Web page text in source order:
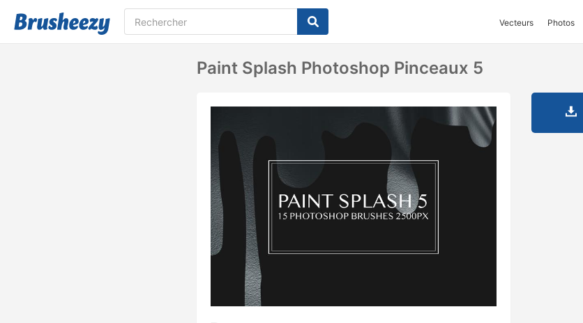
Vecteurs Photos
Paint Splash Photoshop Pinceaux 5